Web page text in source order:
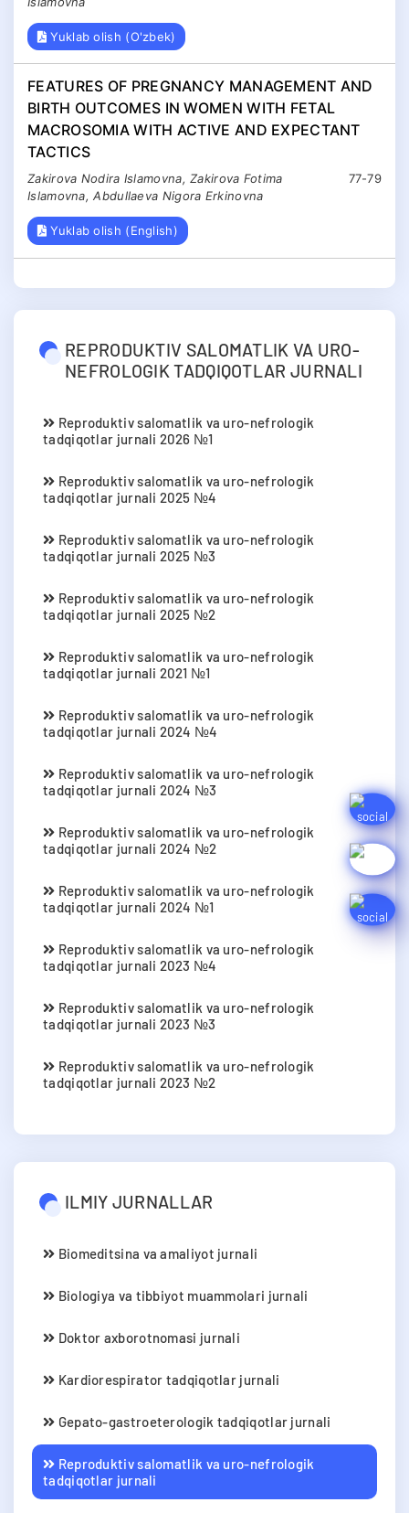
Yuklab olish (O'zbek)
FEATURES OF PREGNANCY MANAGEMENT AND
BIRTH OUTCOMES IN WOMEN WITH FETAL
MACROSOMIA WITH ACTIVE AND EXPECTANT
TACTICS
77-79
Zakirova Nodira Islamovna, Zakirova Fotima
Islamovna, Abdullaeva Nigora Erkinovna
Yuklab olish (English)
REPRODUKTIV SALOMATLIK VA URO-
NEFROLOGIK TADQIQOTLAR JURNALI
Reproduktiv salomatlik va uro-nefrologik
tadqiqotlar jurnali 2026 №1
Reproduktiv salomatlik va uro-nefrologik
tadqiqotlar jurnali 2025 №4
Reproduktiv salomatlik va uro-nefrologik
tadqiqotlar jurnali 2025 №3
Reproduktiv salomatlik va uro-nefrologik
tadqiqotlar jurnali 2025 №2
Reproduktiv salomatlik va uro-nefrologik
tadqiqotlar jurnali 2021 №1
Reproduktiv salomatlik va uro-nefrologik
tadqiqotlar jurnali 2024 №4
Reproduktiv salomatlik va uro-nefrologik
tadqiqotlar jurnali 2024 №3
Reproduktiv salomatlik va uro-nefrologik
tadqiqotlar jurnali 2024 №2
Reproduktiv salomatlik va uro-nefrologik
tadqiqotlar jurnali 2024 №1
Reproduktiv salomatlik va uro-nefrologik
tadqiqotlar jurnali 2023 №4
Reproduktiv salomatlik va uro-nefrologik
tadqiqotlar jurnali 2023 №3
Reproduktiv salomatlik va uro-nefrologik
tadqiqotlar jurnali 2023 №2
ILMIY JURNALLAR
Biomeditsina va amaliyot jurnali
Biologiya va tibbiyot muammolari jurnali
Doktor axborotnomasi jurnali
Kardiorespirator tadqiqotlar jurnali
Gepato-gastroeterologik tadqiqotlar jurnali
Reproduktiv salomatlik va uro-nefrologik
tadqiqotlar jurnali